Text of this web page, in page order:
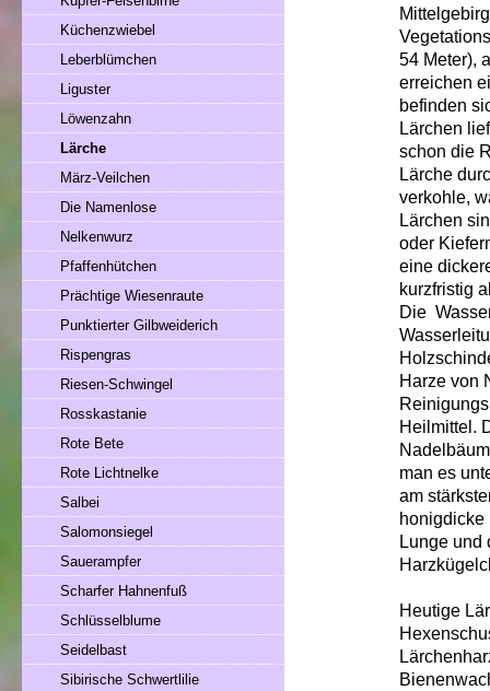
54 Meter),
erreichen
befinden
Lärchen
schon die
Lärche
verkohle,
Lärchen
oder
eine
kurzfristig
Die
Harze von
Heilmittel.
man es
am
honigdicke
Lunge und
Heutige
Küchenzwiebel
Leberblümchen
Liguster
Löwenzahn
Lärche
März-Veilchen
Die Namenlose
Nelkenwurz
Pfaffenhütchen
Prächtige Wiesenraute
Punktierter Gilbweiderich
Rispengras
Riesen-Schwingel
Rosskastanie
Rote Bete
Rote Lichtnelke
Salbei
Salomonsiegel
Sauerampfer
Scharfer Hahnenfuß
Schlüsselblume
Seidelbast
Sibirische Schwertlilie